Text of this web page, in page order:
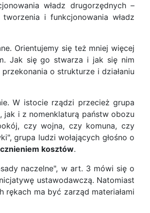
władz drugorzędnych –
i funkcjonowania władz
Orientujemy się też mniej więcej
Jak się go stwarza i jak się nim
o strukturze i działaniu
W istocie rządzi przecież grupa
jak i z nomenklaturą państw obozu
czy wojna, czy komuna, czy
grupa ludzi wołających głośno o
kosztów.
naczelne", w art. 3 mówi się o
ustawodawczą. Natomiast
ma być zarząd materiałami